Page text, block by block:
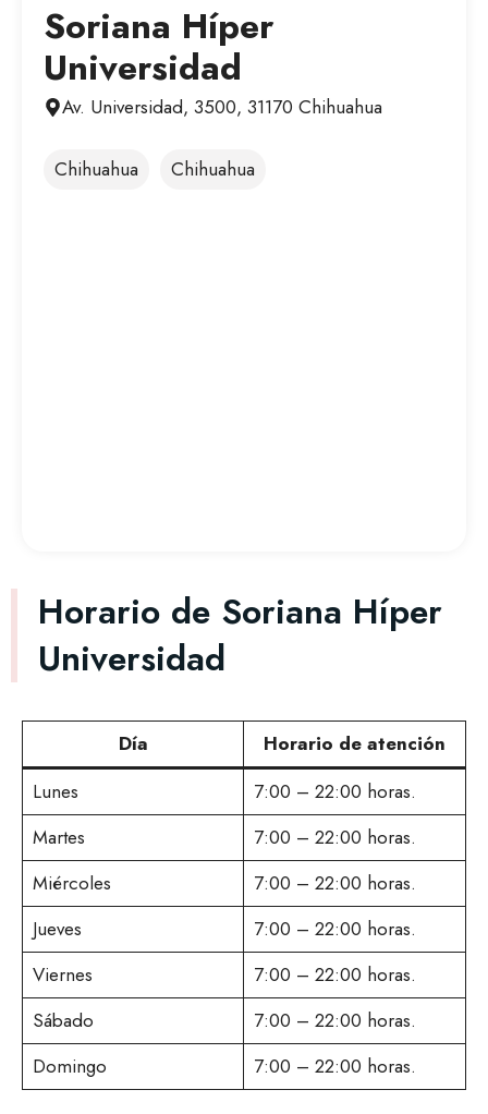
Soriana Híper
Universidad
Av. Universidad, 3500, 31170 Chihuahua
Chihuahua Chihuahua
Horario de Soriana Híper
Universidad
Día
Horario de atención
Lunes
7:00 – 22:00 horas.
Martes
7:00 – 22:00 horas.
Miércoles
7:00 – 22:00 horas.
Jueves
7:00 – 22:00 horas.
Viernes
7:00 – 22:00 horas.
Sábado
7:00 – 22:00 horas.
Domingo
7:00 – 22:00 horas.